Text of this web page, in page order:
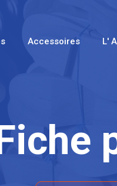
Accessoires L'